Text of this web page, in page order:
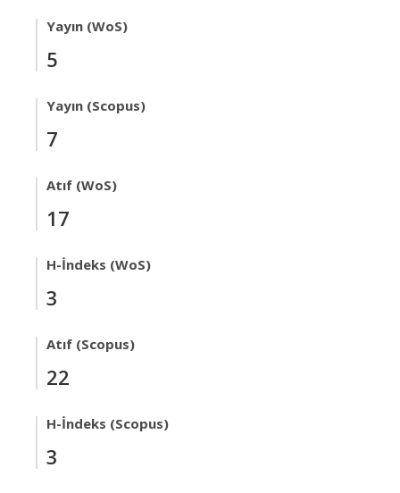
Yayın (WoS)
5
Yayın (Scopus)
7
Atıf (WoS)
17
H-İndeks (WoS)
3
Atıf (Scopus)
22
H-İndeks (Scopus)
3